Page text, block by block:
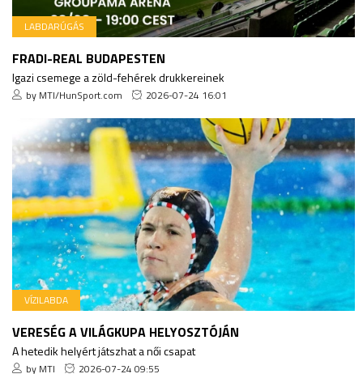
LABDARÚGÁS
FRADI-REAL BUDAPESTEN
Igazi csemege a zöld-fehérek drukkereinek
by MTI/HunSport.com 2026-07-24 16:01
VÍZILABDA
VERESÉG A VILÁGKUPA HELYOSZTÓJÁN
A hetedik helyért játszhat a női csapat
by MTI 2026-07-24 09:55